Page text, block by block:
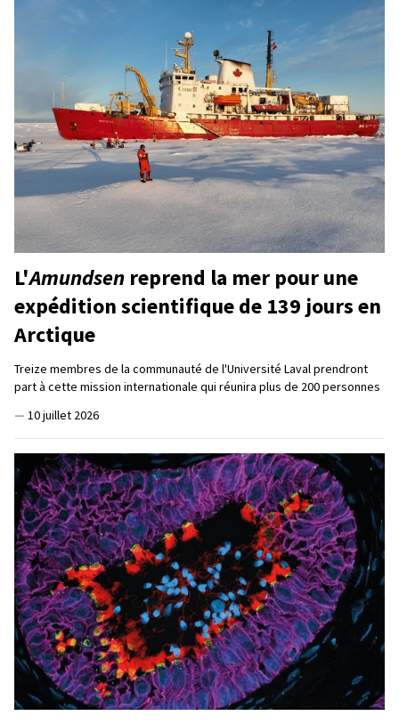
L'Amundsen reprend la mer pour une
expédition scientifique de 139 jours en
Arctique
Treize membres de la communauté de l'Université Laval prendront
part à cette mission internationale qui réunira plus de 200 personnes
— 10 juillet 2026